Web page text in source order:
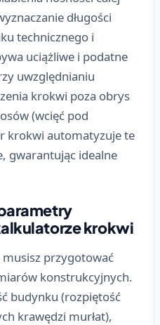
długości
technicznego i
uciążliwe i podatne
uwzględnianiu
krokwi poza obrys
(wcięć pod
krokwi automatyzuje te
gwarantując idealne
krokwi
przygotować
konstrukcyjnych.
budynku (rozpiętość
krawędzi murłat),